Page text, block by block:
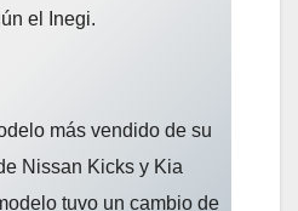
el Inegi.
más vendido de su
Nissan Kicks y Kia
tuvo un cambio de